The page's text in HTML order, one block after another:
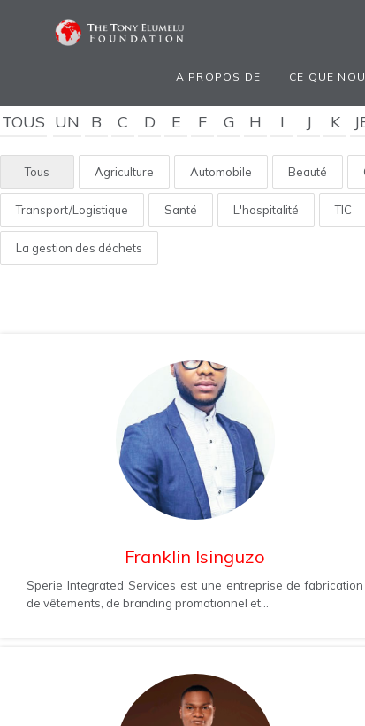
A PROPOS DE CE QUE
TOUS UN B C D E F G H I J K
Tous Agriculture Automobile Beauté
Transport/Logistique Santé L'hospitalité TIC
La gestion des déchets
Franklin Isinguzo
Sperie Integrated Services est une entreprise de fabrication
de vêtements, de branding promotionnel et...